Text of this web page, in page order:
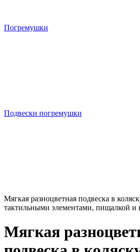
Погремушки
Подвески погремушки
Мягкая разноцветная подвеска в
тактильными элементами, пищалкой и
Мягкая